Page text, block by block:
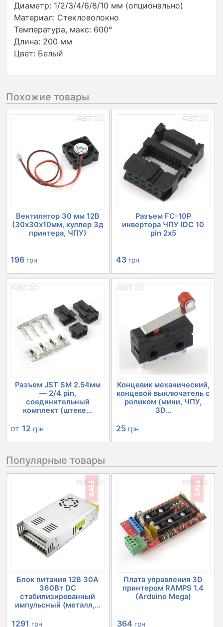
Диаметр: 1/2/3/4/6/8/10 мм (опционально)
Материал: Стекловолокно
Температура, макс: 600°
Длина: 200 мм
Цвет: Белый
Похожие товары
Вентилятор 30 мм 12В
(30х30х10мм, куллер 3д
принтера, ЧПУ)
196 грн
Разъем FC-10P
инвертора ЧПУ IDC 10
pin 2х5
43 грн
Разъем JST SM 2.54мм
— 2/4 pin,
соединительный
комплект (штеке...
от 12 грн
Концевик механический,
концевой выключатель с
роликом (мини, ЧПУ,
3D...
25 грн
Популярные товары
SALE
Блок питания 12В 30А
360Вт DC
стабилизированный
импульсный (металл,...
Первоначальная
1291 грн
SALE
Плата управления 3D
принтером RAMPS 1.4
(Arduino Mega)
Первоначальная
364 грн